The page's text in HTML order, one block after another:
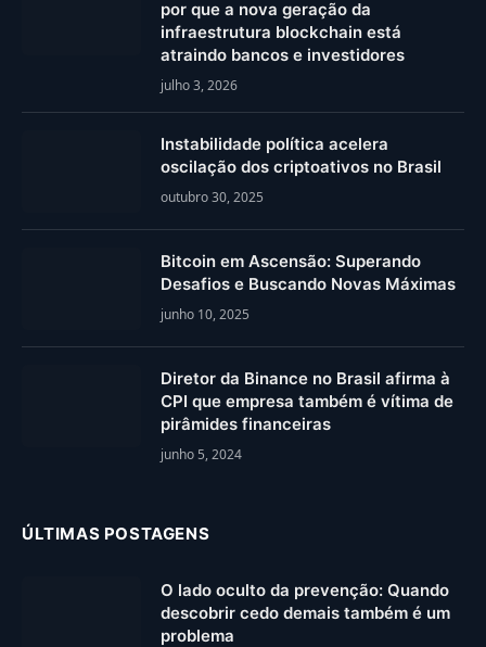
por que a nova geração da
infraestrutura blockchain está
atraindo bancos e investidores
julho 3, 2026
Instabilidade política acelera
oscilação dos criptoativos no Brasil
outubro 30, 2025
Bitcoin em Ascensão: Superando
Desafios e Buscando Novas Máximas
junho 10, 2025
Diretor da Binance no Brasil afirma à
CPI que empresa também é vítima de
pirâmides financeiras
junho 5, 2024
ÚLTIMAS POSTAGENS
O lado oculto da prevenção: Quando
descobrir cedo demais também é um
problema